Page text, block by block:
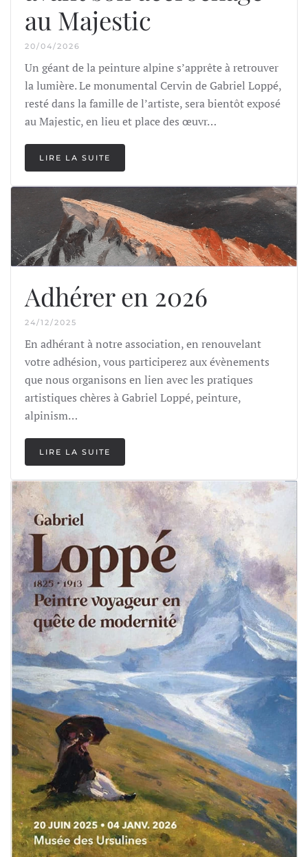
au Majestic
20/04/2026
Un géant de la peinture alpine s’apprête à retrouver
la lumière. Le monumental Cervin de Gabriel Loppé,
resté dans la famille de l’artiste, sera bientôt exposé
au Majestic, en lieu et place des œuvr…
LIRE LA SUITE
Adhérer en 2026
24/12/2025
En adhérant à notre association, en renouvelant
votre adhésion, vous participerez aux évènements
que nous organisons en lien avec les pratiques
artistiques chères à Gabriel Loppé, peinture,
alpinism…
LIRE LA SUITE